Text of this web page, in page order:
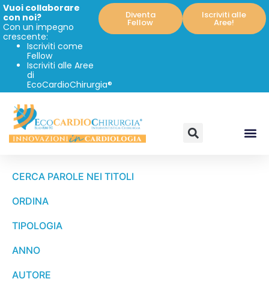
Vuoi collaborare
con noi?
Con un impegno
crescente:
Iscriviti come
Fellow
Iscriviti alle Aree
di
EcoCardioChirurgia®
Diventa
Fellow
Iscriviti alle
Aree!
CERCA PAROLE NEI TITOLI
ORDINA
TIPOLOGIA
ANNO
AUTORE